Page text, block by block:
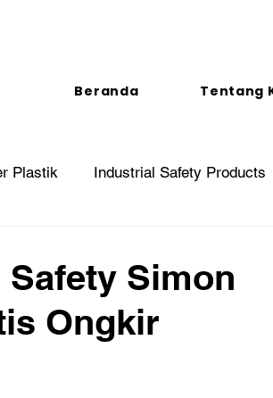
Beranda Tentang
Plastik Industrial Safety Products
Simon
Ongkir